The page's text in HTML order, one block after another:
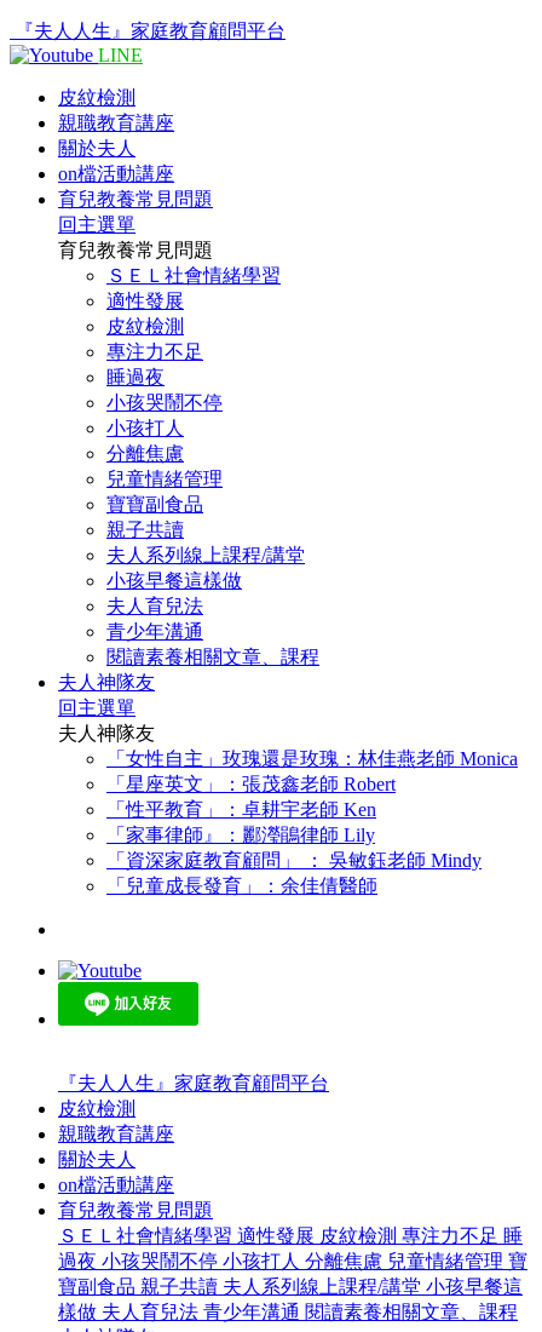
『夫人人生』家庭教育顧問平台
LINE
皮紋檢測
親職教育講座
關於夫人
on檔活動講座
育兒教養常見問題
回主選單
育兒教養常見問題
ＳＥＬ社會情緒學習
適性發展
皮紋檢測
專注力不足
睡過夜
小孩哭鬧不停
小孩打人
分離焦慮
兒童情緒管理
寶寶副食品
親子共讀
夫人系列線上課程/講堂
小孩早餐這樣做
夫人育兒法
青少年溝通
閱讀素養相關文章、課程
夫人神隊友
回主選單
夫人神隊友
「女性自主」玫瑰還是玫瑰：林佳燕老師 Monica
「星座英文」：張茂鑫老師 Robert
「性平教育」：卓耕宇老師 Ken
「家事律師』：酈瀅鵑律師 Lily
「資深家庭教育顧問」 ： 吳敏鈺老師 Mindy
「兒童成長發育」：余佳倩醫師
『夫人人生』家庭教育顧問平台
皮紋檢測
親職教育講座
關於夫人
on檔活動講座
育兒教養常見問題
ＳＥＬ社會情緒學習 適性發展 皮紋檢測 專注力不足 睡
過夜 小孩哭鬧不停 小孩打人 分離焦慮 兒童情緒管理 寶
寶副食品 親子共讀 夫人系列線上課程/講堂 小孩早餐這
樣做 夫人育兒法 青少年溝通 閱讀素養相關文章、課程